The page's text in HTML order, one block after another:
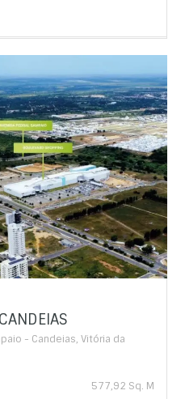
- Candeias, Vitória da
577,92 Sq. M